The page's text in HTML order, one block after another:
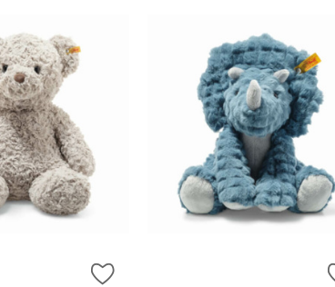
ZUR WUNSCHLISTE HINZUFÜGEN